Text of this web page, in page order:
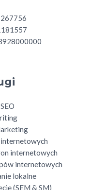
internetowych
internetowych
lokalne
(SEM & SM)